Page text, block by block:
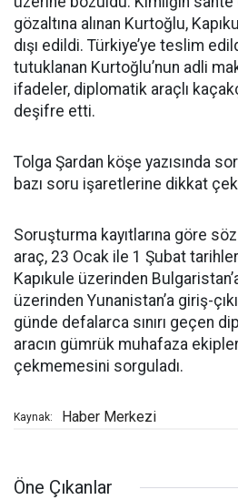
gözaltına alınan Kurtoğlu,
dışı edildi. Türkiye’ye teslim
tutuklanan Kurtoğlu’nun adli
ifadeler, diplomatik araçlı
deşifre etti.
Tolga Şardan köşe yazısında
bazı soru işaretlerine dikkat
Soruşturma kayıtlarına göre
araç, 23 Ocak ile 1 Şubat
Kapıkule üzerinden
üzerinden Yunanistan’a giriş-
günde defalarca sınırı geçen
aracın gümrük muhafaza
çekmemesini sorguladı.
Kaynak: Haber Merkezi
Öne Çıkanlar